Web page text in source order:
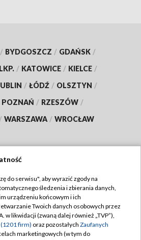
/ BYDGOSZCZ / GDAŃSK /
/ KATOWICE / KIELCE /
/ ŁÓDŹ / OLSZTYN /
POZNAŃ / RZESZÓW /
/ WARSZAWA / WROCŁAW
TVP
Regulamin TVP
prywatności
do serwisu", aby wyrazić zgody na
śledzenia i zbierania danych,
urządzeniu końcowym i ich
Twoich danych osobowych przez
w likwidacji (zwaną dalej również „TVP”),
firm) oraz pozostałych Zaufanych
marketingowych (w tym do